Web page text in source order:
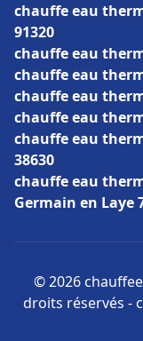
chauffe eau
91320
chauffe eau
chauffe eau
chauffe eau
chauffe eau
chauffe eau
38630
chauffe eau
Germain en Laye
© 2026
droits réservés -